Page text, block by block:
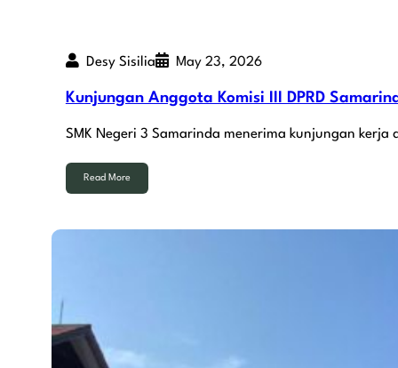
Desy Sisilia May 23, 2026
Kunjungan Anggota Komisi III DPRD
SMK Negeri 3 Samarinda menerima kunjungan
Read More